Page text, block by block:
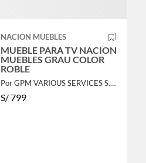
NACION MUEBLES
MUEBLE PARA TV NACION
MUEBLES GRAU COLOR
ROBLE
Por GPM VARIOUS SERVICES S.A.C.
S/799